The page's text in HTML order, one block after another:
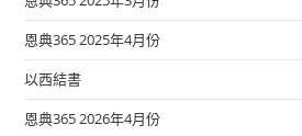
恩典365 2025年4月份
以西結書
恩典365 2026年4月份